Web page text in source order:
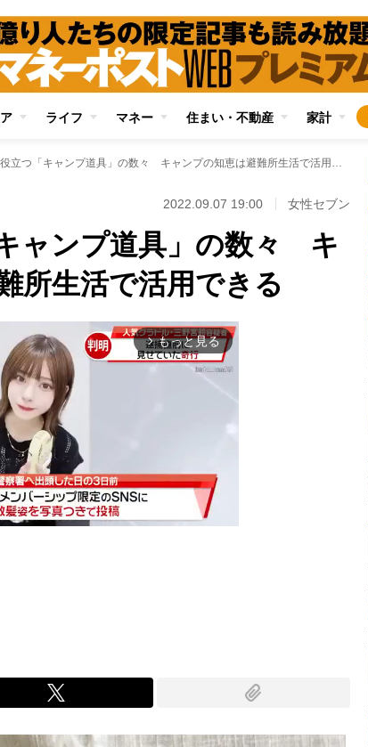
ライフ マネー 住まい・不動産 家計
災害時に役立つ「キャンプ道具」の数々 キャンプの知恵は避難所生活で活用できる
2022.09.07 19:00 女性セブン
ャンプ道具」の数々 キ
所生活で活用できる
arrow_forward_ios もっと見る